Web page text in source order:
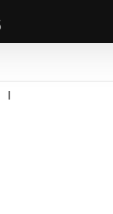
I